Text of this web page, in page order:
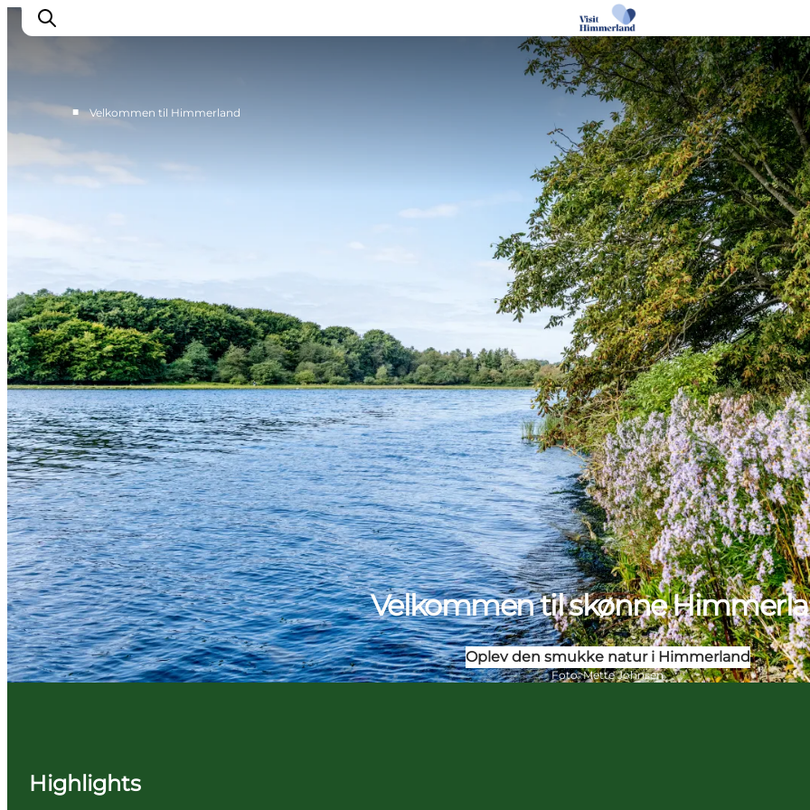
Oplev Himmerland
Udforsk naturen
Book Oplevelser
Praktisk info
■ Velkommen til Himmerland
Velkommen til skønne
Oplev den smukke natur i Himmerland
Foto: Mette Johnsen
Highlights